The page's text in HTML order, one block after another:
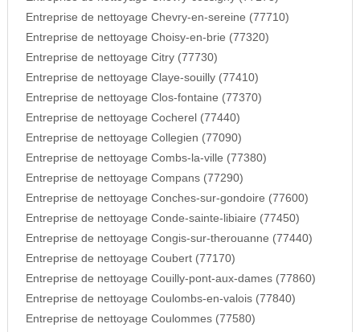
Entreprise de nettoyage Chevry-en-sereine (77710)
Entreprise de nettoyage Choisy-en-brie (77320)
Entreprise de nettoyage Citry (77730)
Entreprise de nettoyage Claye-souilly (77410)
Entreprise de nettoyage Clos-fontaine (77370)
Entreprise de nettoyage Cocherel (77440)
Entreprise de nettoyage Collegien (77090)
Entreprise de nettoyage Combs-la-ville (77380)
Entreprise de nettoyage Compans (77290)
Entreprise de nettoyage Conches-sur-gondoire (77600)
Entreprise de nettoyage Conde-sainte-libiaire (77450)
Entreprise de nettoyage Congis-sur-therouanne (77440)
Entreprise de nettoyage Coubert (77170)
Entreprise de nettoyage Couilly-pont-aux-dames (77860)
Entreprise de nettoyage Coulombs-en-valois (77840)
Entreprise de nettoyage Coulommes (77580)